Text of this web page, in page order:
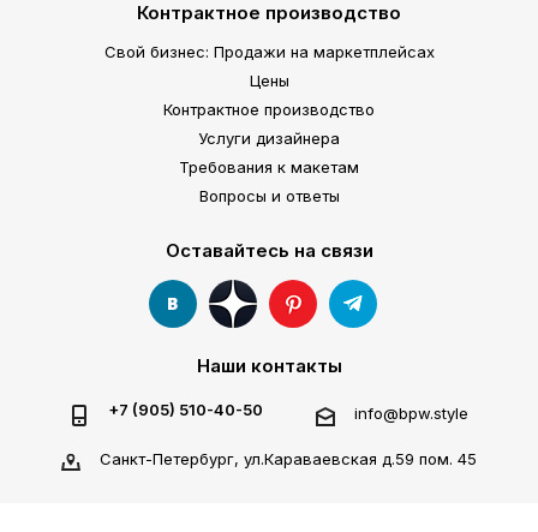
Контрактное производство
Свой бизнес: Продажи на маркетплейсах
Цены
Контрактное производство
Услуги дизайнера
Требования к макетам
Вопросы и ответы
Оставайтесь на связи
Наши контакты
+7 (905) 510-40-50 info@bpw.style
Санкт-Петербург, ул.Караваевская д.59 пом. 45